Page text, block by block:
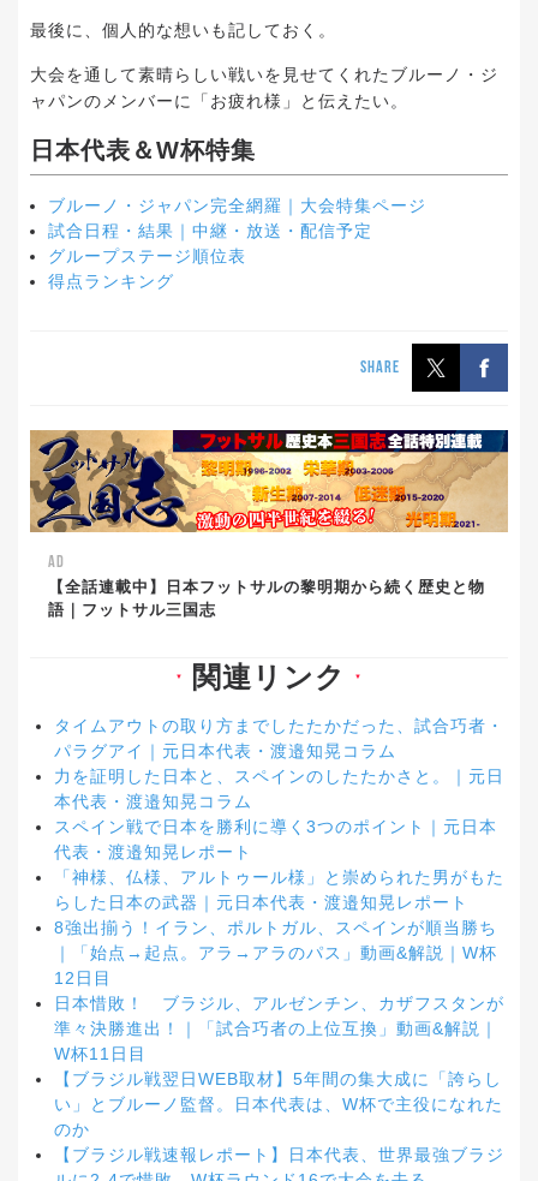
最後に、個人的な想いも記しておく。
大会を通して素晴らしい戦いを見せてくれたブルーノ・ジ
ャパンのメンバーに「お疲れ様」と伝えたい。
日本代表＆W杯特集
ブルーノ・ジャパン完全網羅｜大会特集ページ
試合日程・結果｜中継・放送・配信予定
グループステージ順位表
得点ランキング
SHARE
AD
【全話連載中】日本フットサルの黎明期から続く歴史と物
語｜フットサル三国志
▼ 関連リンク ▼
タイムアウトの取り方までしたたかだった、試合巧者・
パラグアイ｜元日本代表・渡邉知晃コラム
力を証明した日本と、スペインのしたたかさと。｜元日
本代表・渡邉知晃コラム
スペイン戦で日本を勝利に導く3つのポイント｜元日本
代表・渡邉知晃レポート
「神様、仏様、アルトゥール様」と崇められた男がもた
らした日本の武器｜元日本代表・渡邉知晃レポート
8強出揃う！イラン、ポルトガル、スペインが順当勝ち
｜「始点→起点。アラ→アラのパス」動画&解説｜W杯
12日目
日本惜敗！ ブラジル、アルゼンチン、カザフスタンが
準々決勝進出！｜「試合巧者の上位互換」動画&解説｜
W杯11日目
【ブラジル戦翌日WEB取材】5年間の集大成に「誇らし
い」とブルーノ監督。日本代表は、W杯で主役になれた
のか
【ブラジル戦速報レポート】日本代表、世界最強ブラジ